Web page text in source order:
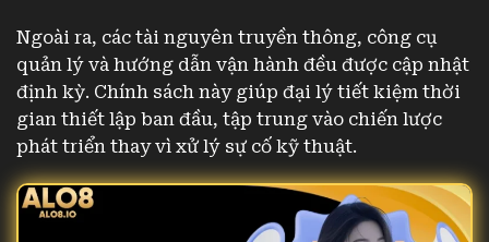
Ngoài ra, các tài nguyên truyền thông, công cụ
quản lý và hướng dẫn vận hành đều được cập nhật
định kỳ. Chính sách này giúp đại lý tiết kiệm thời
gian thiết lập ban đầu, tập trung vào chiến lược
phát triển thay vì xử lý sự cố kỹ thuật.